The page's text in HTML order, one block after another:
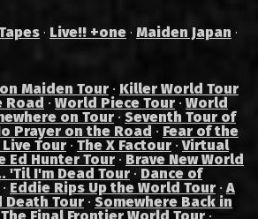
· Live!! +one · Maiden Japan ·
Maiden Tour · Killer World Tour
Road · World Piece Tour · World
on Tour · Seventh Tour of
Prayer on the Road · Fear of the
Live Tour · The X Factour ·Virtual
Ed Hunter Tour · Brave New World
'Til I'm Dead Tour · Dance of
· Eddie Rips Up the World Tour ·A
Tour · Somewhere Back in